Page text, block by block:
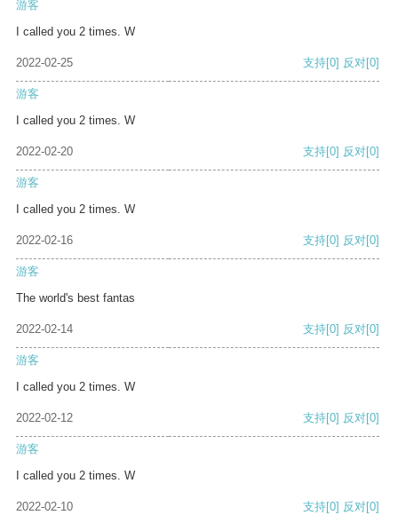
游客
I called you 2 times. W
2022-02-25 支持[0] 反对[0]
游客
I called you 2 times. W
2022-02-20 支持[0] 反对[0]
游客
I called you 2 times. W
2022-02-16 支持[0] 反对[0]
游客
The world's best fantas
2022-02-14 支持[0] 反对[0]
游客
I called you 2 times. W
2022-02-12 支持[0] 反对[0]
游客
I called you 2 times. W
2022-02-10 支持[0] 反对[0]